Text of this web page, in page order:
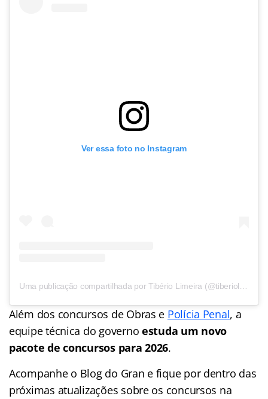
Ver essa foto no Instagram
Uma publicação compartilhada por Tibério Limeira (@tiberiolimeira)
Além dos concursos de Obras e Polícia Penal, a
equipe técnica do governo estuda um novo
pacote de concursos para 2026.
Acompanhe o Blog do Gran e fique por dentro das
próximas atualizações sobre os concursos na